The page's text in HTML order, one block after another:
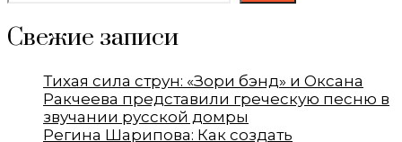
Свежие записи
Тихая сила струн: «Зори бэнд» и Оксана
Ракчеева представили греческую песню в
звучании русской домры
Регина Шарипова: Как создать